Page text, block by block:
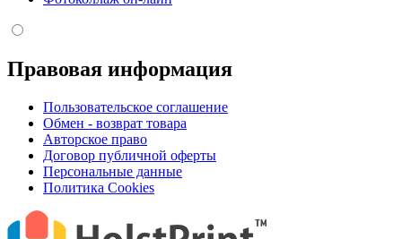
Правовая информация
Пользовательское соглашение
Обмен - возврат товара
Авторское право
Договор публичной оферты
Персональные данные
Политика Cookies